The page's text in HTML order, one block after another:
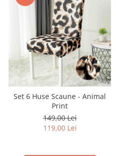
Set 6 Huse Scaune - Animal
Print
149,00 Lei
119,00 Lei